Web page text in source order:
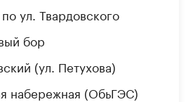
ул. Твардовского
бор
(ул. Петухова)
набережная (ОбьГЭС)